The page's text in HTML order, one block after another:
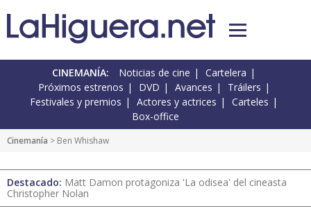
CINEMANÍA: Noticias de cine
Cartelera
Próximos estrenos
DVD Avances
Tráilers
Festivales y premios
Actores y actrices
Carteles
Box-office
Cinemanía > Ben Whishaw
Destacado: Matt Damon protagoniza 'La odisea' del cineasta
Christopher Nolan